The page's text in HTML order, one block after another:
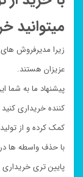
میتوانید
زیرا مدیرفروش
عزیزان هستند.
پیشنهاد ما به شما
کننده خریداری
کمک کرده و از
با حذف واسطه ها
پایین تری خریداری